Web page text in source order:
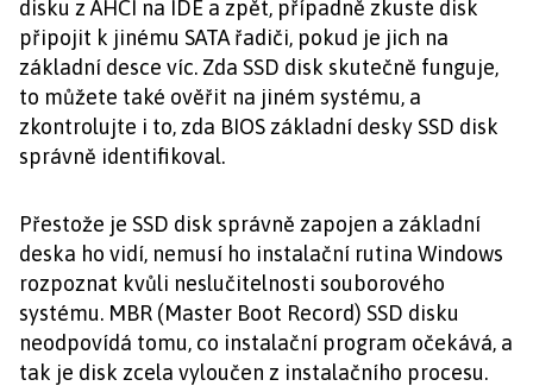
disku z AHCI na IDE a zpět, případně zkuste disk
připojit k jinému SATA řadiči, pokud je jich na
základní desce víc. Zda SSD disk skutečně funguje,
to můžete také ověřit na jiném systému, a
zkontrolujte i to, zda BIOS základní desky SSD disk
správně identifikoval.
Přestože je SSD disk správně zapojen a základní
deska ho vidí, nemusí ho instalační rutina Windows
rozpoznat kvůli neslučitelnosti souborového
systému. MBR (Master Boot Record) SSD disku
neodpovídá tomu, co instalační program očekává, a
tak je disk zcela vyloučen z instalačního procesu.